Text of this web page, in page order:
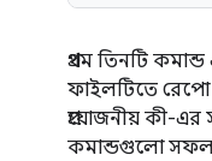
প্রথম তিনটি
ফাইলটিতে রেপো
প্রয়োজনীয় কী-এর
কমান্ডগুলো সফল